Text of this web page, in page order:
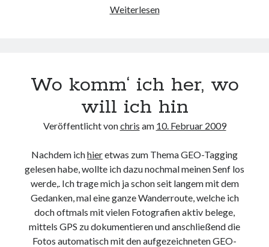
Youtube
Running
Impressum / Datenschutz
RSS Feed
Arduino und BME 280
WeiterlesenOn
Wo komm‘ ich her, wo
will ich hin
Veröffentlicht vonchris am 10. Februar 2009
Nachdem ichhieretwas zum Thema GEO-Tagging
gelesen habe, wollte ich dazu nochmal meinen Senf los
werde,. Ich trage mich ja schon seit langem mit dem
Gedanken, mal eine ganze Wanderroute, welche ich
doch oftmals mit vielen Fotografien aktiv belege,
mittels GPS zu dokumentieren und anschließend die
Fotos automatisch mit den aufgezeichneten GEO-